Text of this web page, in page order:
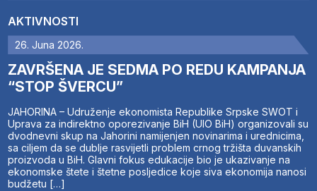
AKTIVNOSTI
26. Juna 2026.
ZAVRŠENA JE SEDMA PO REDU KAMPANJA
“STOP ŠVERCU”
JAHORINA – Udruženje ekonomista Republike Srpske SWOT i
Uprava za indirektno oporezivanje BiH (UIO BiH) organizovali su
dvodnevni skup na Jahorini namijenjen novinarima i urednicima,
sa ciljem da se dublje rasvijetli problem crnog tržišta duvanskih
proizvoda u BiH. Glavni fokus edukacije bio je ukazivanje na
ekonomske štete i štetne posljedice koje siva ekonomija nanosi
budžetu […]